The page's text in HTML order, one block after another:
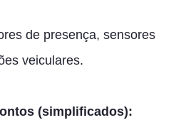
de presença, sensores
veiculares.
(simplificados):